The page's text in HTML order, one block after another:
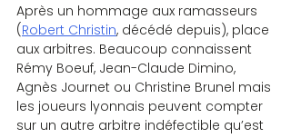
Après un hommage aux ramasseurs
(Robert Christin, décédé depuis), place
aux arbitres. Beaucoup connaissent
Rémy Boeuf, Jean-Claude Dimino,
Agnès Journet ou Christine Brunel mais
les joueurs lyonnais peuvent compter
sur un autre arbitre indéfectible qu’est